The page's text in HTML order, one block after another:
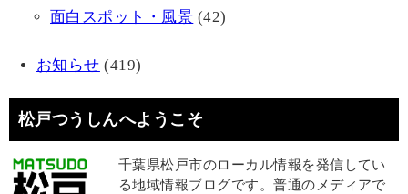
面白スポット・風景 (42)
お知らせ (419)
松戸つうしんへようこそ
千葉県松戸市のローカル情報を発信してい
る地域情報ブログです。普通のメディアで